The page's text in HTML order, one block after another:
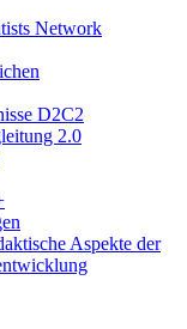
Network
D2C2
2.0
Aspekte der